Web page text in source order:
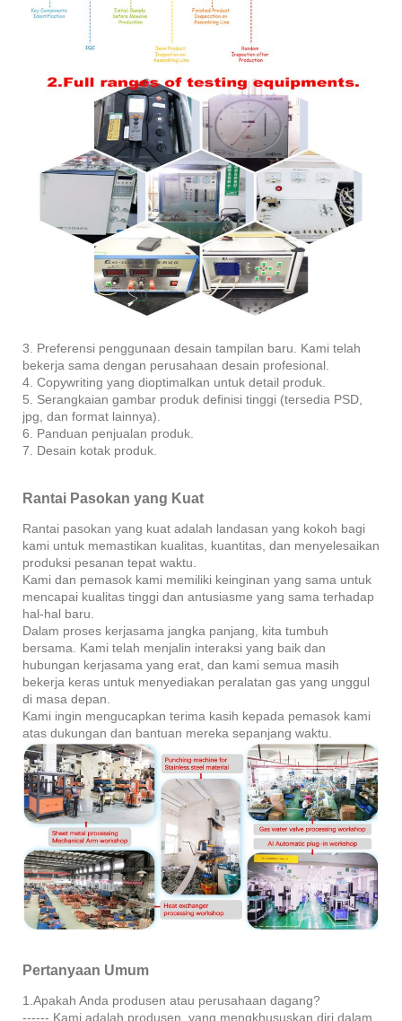
3. Preferensi penggunaan desain tampilan baru. Kami telah
bekerja sama dengan perusahaan desain profesional.
4. Copywriting yang dioptimalkan untuk detail produk.
5. Serangkaian gambar produk definisi tinggi (tersedia PSD,
jpg, dan format lainnya).
6. Panduan penjualan produk.
7. Desain kotak produk.
Rantai Pasokan yang Kuat
Rantai pasokan yang kuat adalah landasan yang kokoh bagi
kami untuk memastikan kualitas, kuantitas, dan menyelesaikan
produksi pesanan tepat waktu.
Kami dan pemasok kami memiliki keinginan yang sama untuk
mencapai kualitas tinggi dan antusiasme yang sama terhadap
hal-hal baru.
Dalam proses kerjasama jangka panjang, kita tumbuh
bersama. Kami telah menjalin interaksi yang baik dan
hubungan kerjasama yang erat, dan kami semua masih
bekerja keras untuk menyediakan peralatan gas yang unggul
di masa depan.
Kami ingin mengucapkan terima kasih kepada pemasok kami
atas dukungan dan bantuan mereka sepanjang waktu.
Pertanyaan Umum
1.Apakah Anda produsen atau perusahaan dagang?
------ Kami adalah produsen, yang mengkhususkan diri dalam